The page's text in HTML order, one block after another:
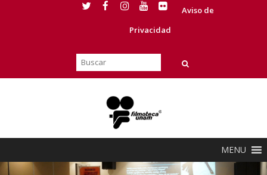
Aviso de
Privacidad
MENU